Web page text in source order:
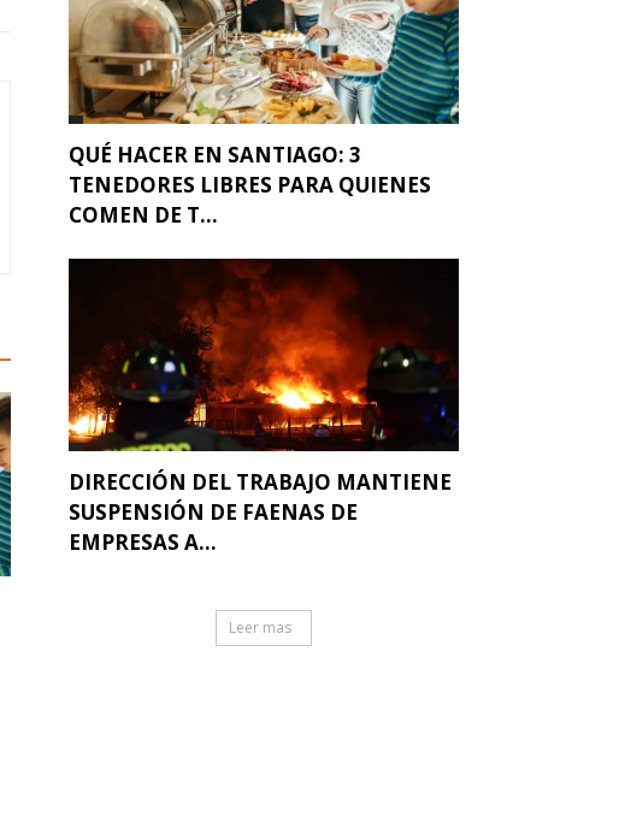
QUÉ HACER EN SANTIAGO: 3
TENEDORES LIBRES PARA QUIENES
COMEN DE T...
DIRECCIÓN DEL TRABAJO MANTIENE
SUSPENSIÓN DE FAENAS DE
EMPRESAS A...
Leer mas